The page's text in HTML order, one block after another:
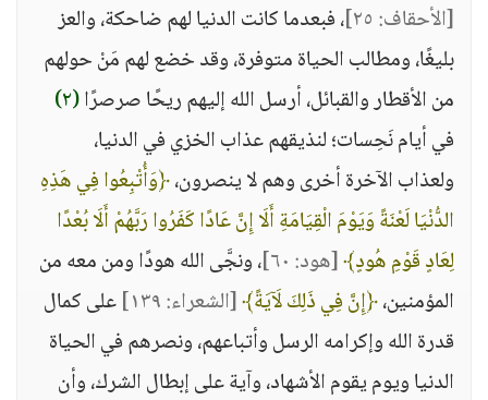
[الأحقاف: ٢٥]
، فبعدما كانت الدنيا لهم ضاحكة، والعز
بليغًا، ومطالب الحياة متوفرة، وقد خضع لهم مَنْ حولهم
من الأقطار والقبائل، أرسل الله إليهم ريحًا صرصرًا(٢)
في أيام نَحِسات؛ لنذيقهم عذاب الخزي في الدنيا،
ولعذاب الآخرة أخرى وهم لا ينصرون،﴿وَأُتْبِعُوا فِي هَذِهِ
الدُّنْيَا لَعْنَةً وَيَوْمَ الْقِيَامَةِ أَلَا إِنَّ عَادًا كَفَرُوا رَبَّهُمْ أَلَا بُعْدًا
لِعَادٍ قَوْمِ هُودٍ﴾[هود: ٦٠]
، ونجَّى الله هودًا ومن معه من
المؤمنين،﴿إِنَّ فِي ذَلِكَ لَآيَةً﴾[الشعراء: ١٣٩]
على كمال
قدرة الله وإكرامه الرسل وأتباعهم، ونصرهم في الحياة
الدنيا ويوم يقوم الأشهاد، وآية على إبطال الشرك، وأن